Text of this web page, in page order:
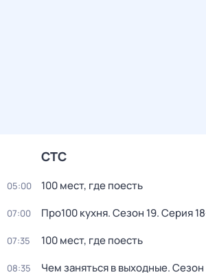
СТС
05:00 100 мест, где поесть
07:00 Про100 кухня. Сезон 19. Серия
07:35 100 мест, где поесть
08:35 Чем заняться в выходные. Сезон